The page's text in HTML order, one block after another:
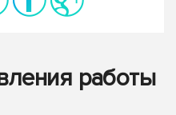
работы